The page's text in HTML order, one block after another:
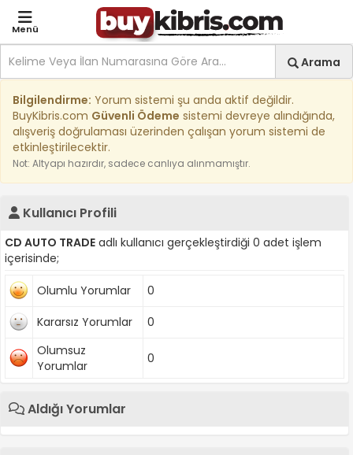
Menü
Ara
Arama
Kıbrıs İlan Platformu |
Bilgilendirme: Yorum sistemi şu anda aktif değildir.
BuyKibris.com Güvenli Ödeme sistemi devreye alındığında,
alışveriş doğrulaması üzerinden çalışan yorum sistemi de
etkinleştirilecektir.
Not: Altyapı hazırdır, sadece canlıya alınmamıştır.
Kullanıcı Profili
CD AUTO TRADE adlı kullanıcı gerçekleştirdiği 0 adet işlem
içerisinde;
Olumlu Yorumlar
0
Kararsız Yorumlar
0
Olumsuz
Yorumlar
0
Aldığı Yorumlar